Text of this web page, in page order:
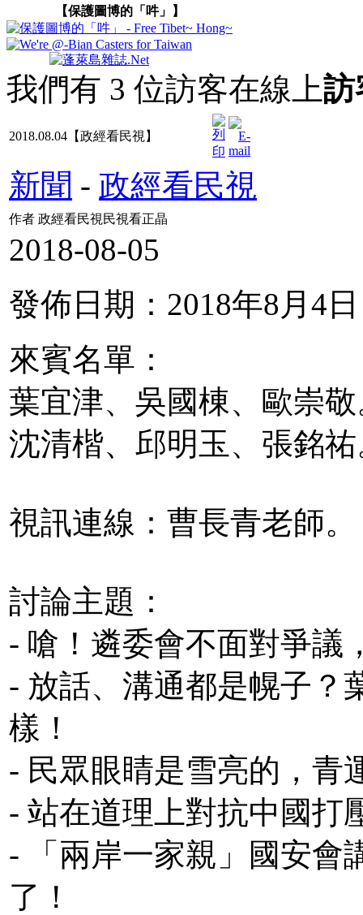
【保護圖博的「吽」】
我們有 3 位訪客在線上訪
2018.08.04【政經看民視】
新聞 - 政經看民視
作者 政經看民視民視看正晶
2018-08-05
發佈日期：2018年8月4日
來賓名單：
葉宜津、吳國棟、歐崇
沈清楷、邱明玉、張銘
視訊連線：曹長青老師。
討論主題：
- 嗆！遴委會不面對爭議
- 放話、溝通都是幌子？
樣！
- 民眾眼睛是雪亮的，青
- 站在道理上對抗中國打
- 「兩岸一家親」國安會
了！